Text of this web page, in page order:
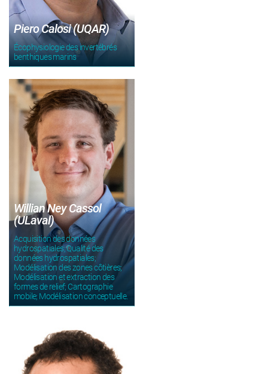
Piero Calosi (UQAR)
Écophysiologie des invertébrés
benthiques marins
Willian Ney Cassol
(ULaval)
Acquisition des données
hydrospatiales; Qualité des
données hydrospatiales;
Modélisation des zones côtières;
Modélisation et extraction des
formes de relief; Cartographie
mobile; Modélisation conceptuelle.